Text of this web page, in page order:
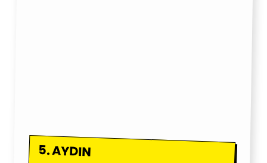
5.AYDIN